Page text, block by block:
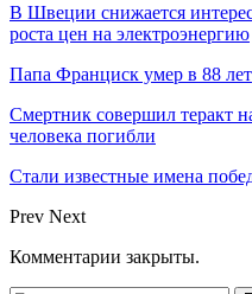
В Швеции снижается
роста цен на электроэнергию
Папа Франциск умер в 88 лет
Смертник совершил теракт
человека погибли
Стали известные имена
Prev Next
Комментарии закрыты.